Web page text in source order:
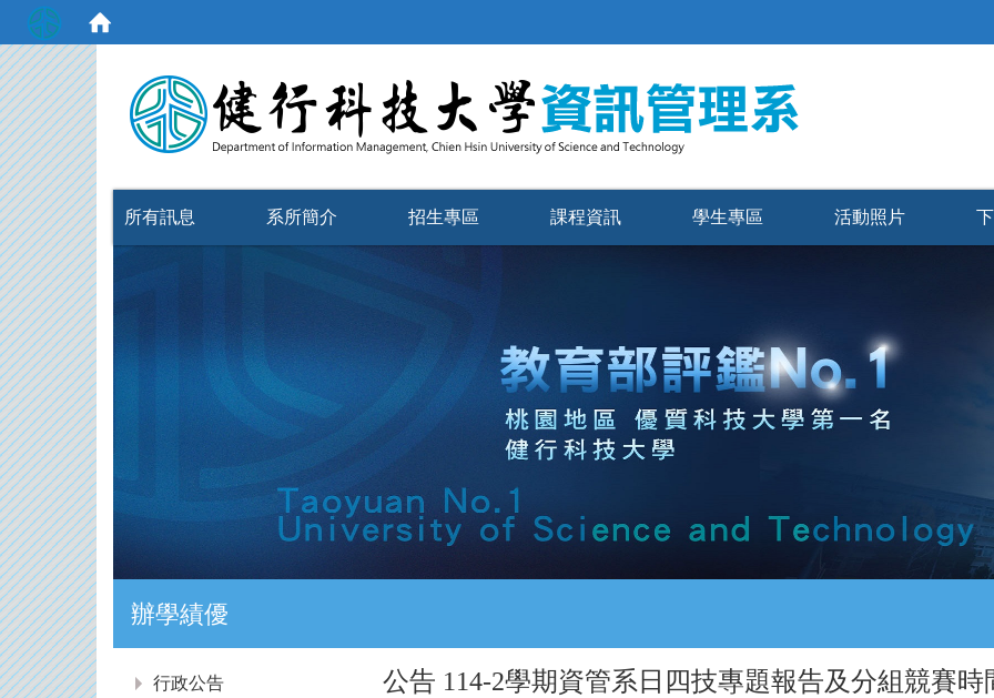
所有訊息 系所簡介 招生專區 課程資訊 學生專區 活動照片
證照達人
行政公告
公告 114-2學期資管系日四技專題報告及分組競賽時